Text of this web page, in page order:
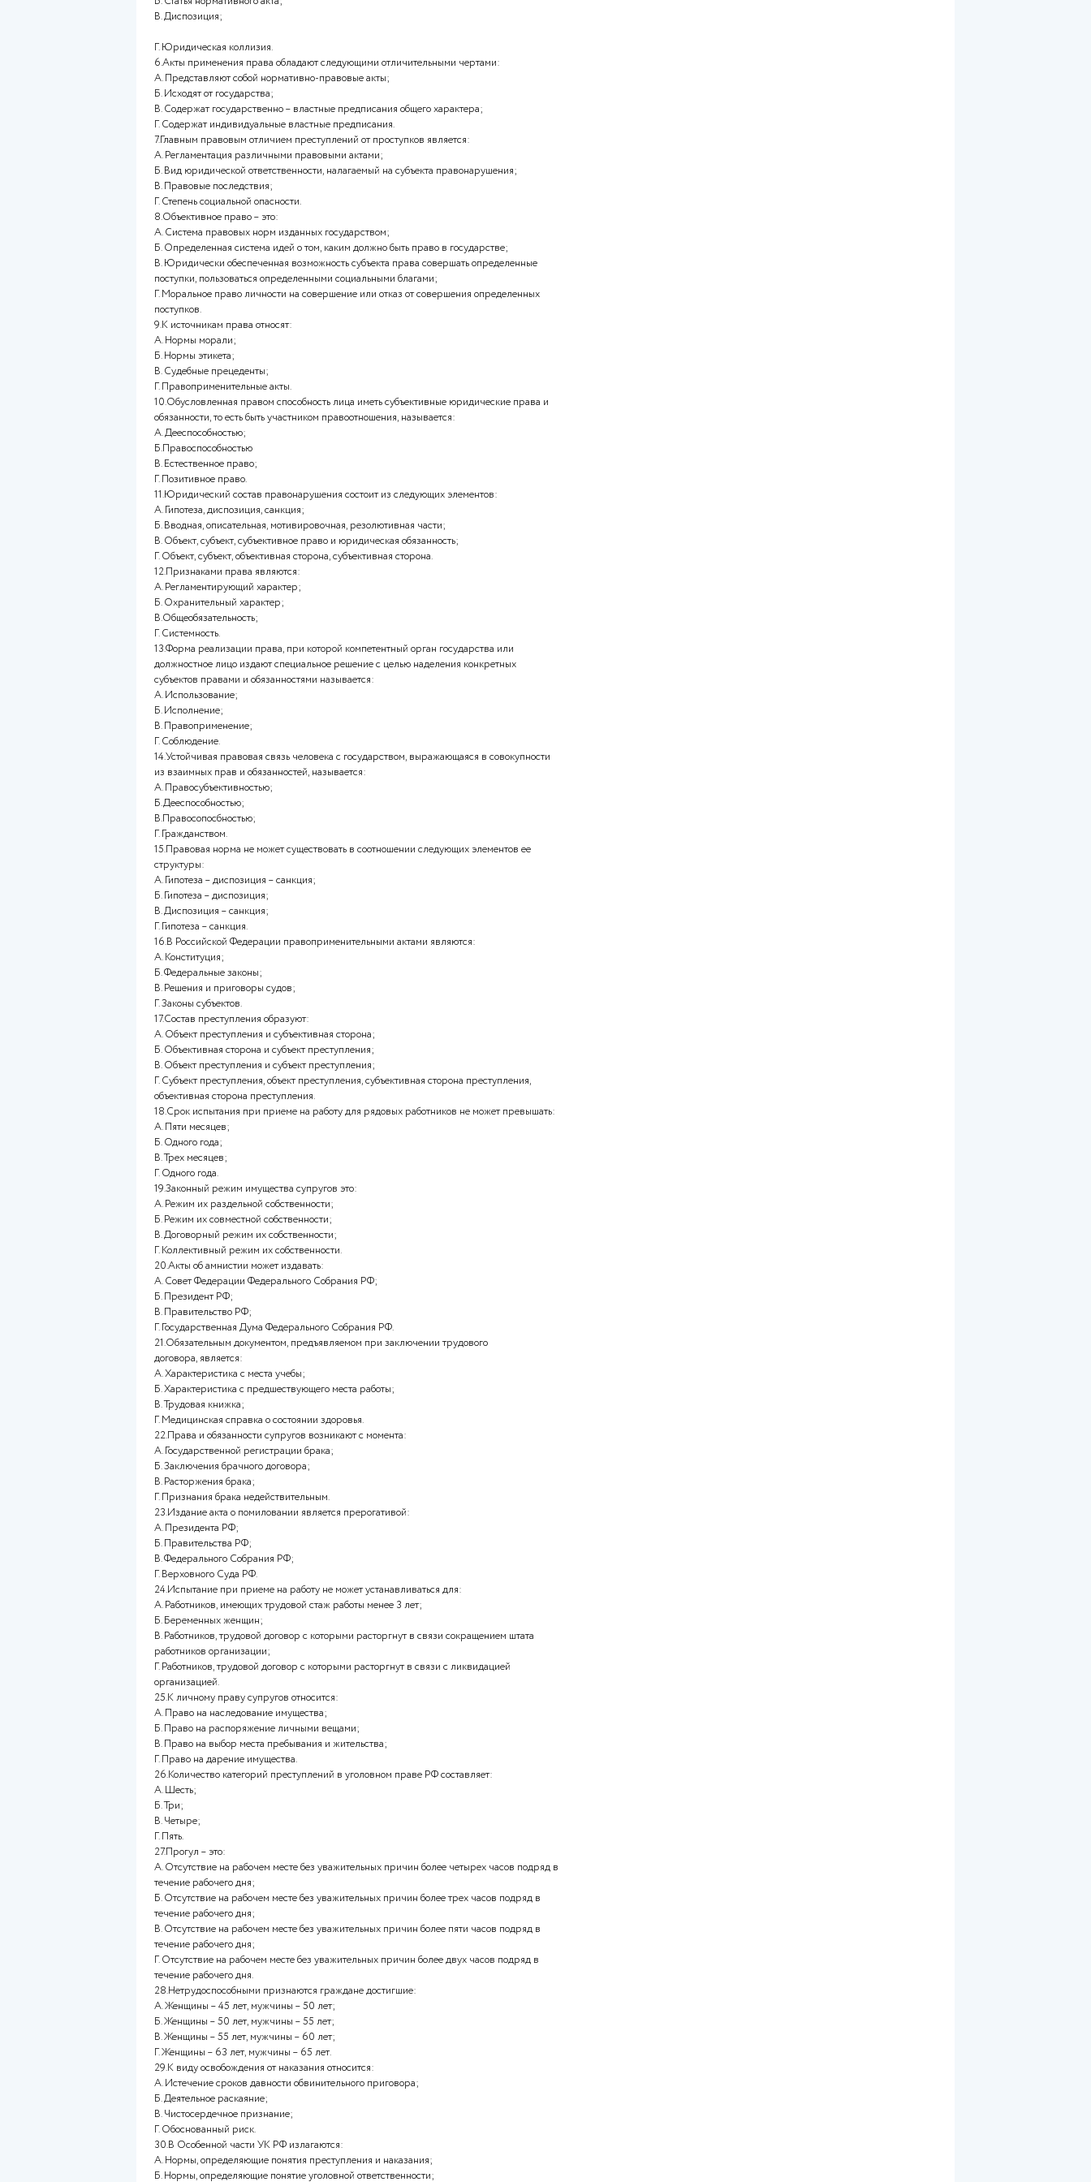
В. Юридической ответственностью;
4.В Российской Федерации не являются источниками права:
А. Правовые обычаи;
Б. Судебные прецеденты;
В. Нормативно – правовые акты;
Г. Нормативно – правовые договоры.
5.Из указанных юридических понятий к элементам нормы права относятся:
А. Юридический факт;
Б. Статья нормативного акта;
В. Диспозиция;
Г. Юридическая коллизия.
6.Акты применения права обладают следующими отличительными чертами:
А. Представляют собой нормативно-правовые акты;
Б. Исходят от государства;
В. Содержат государственно – властные предписания общего характера;
Г. Содержат индивидуальные властные предписания.
7.Главным правовым отличием преступлений от проступков является:
А. Регламентация различными правовыми актами;
Б. Вид юридической ответственности, налагаемый на субъекта правонарушения;
В. Правовые последствия;
Г. Степень социальной опасности.
8.Объективное право – это:
А. Система правовых норм изданных государством;
Б. Определенная система идей о том, каким должно быть право в государстве;
В. Юридически обеспеченная возможность субъекта права совершать определенные
поступки, пользоваться определенными социальными благами;
Г. Моральное право личности на совершение или отказ от совершения определенных
поступков.
9.К источникам права относят:
А. Нормы морали;
Б. Нормы этикета;
В. Судебные прецеденты;
Г. Правоприменительные акты.
10.Обусловленная правом способность лица иметь субъективные юридические права и
обязанности, то есть быть участником правоотношения, называется:
А. Дееспособностью;
Б.Правоспособностью
В. Естественное право;
Г. Позитивное право.
11.Юридический состав правонарушения состоит из следующих элементов:
А. Гипотеза, диспозиция, санкция;
Б. Вводная, описательная, мотивировочная, резолютивная части;
В. Объект, субъект, субъективное право и юридическая обязанность;
Г. Объект, субъект, объективная сторона, субъективная сторона.
12.Признаками права являются:
А. Регламентирующий характер;
Б. Охранительный характер;
В.Общеобязательность;
Г. Системность.
13.Форма реализации права, при которой компетентный орган государства или
должностное лицо издают специальное решение с целью наделения конкретных
субъектов правами и обязанностями называется:
А. Использование;
Б. Исполнение;
В. Правоприменение;
Г. Соблюдение.
14.Устойчивая правовая связь человека с государством, выражающаяся в совокупности
из взаимных прав и обязанностей, называется:
А. Правосубъективностью;
Б.Дееспособностью;
В.Правосопосбностью;
Г. Гражданством.
15.Правовая норма не может существовать в соотношении следующих элементов ее
структуры:
А. Гипотеза – диспозиция – санкция;
Б. Гипотеза – диспозиция;
В. Диспозиция – санкция;
Г. Гипотеза – санкция.
16.В Российской Федерации правоприменительными актами являются:
А. Конституция;
Б. Федеральные законы;
В. Решения и приговоры судов;
Г. Законы субъектов.
17.Состав преступления образуют:
А. Объект преступления и субъективная сторона;
Б. Объективная сторона и субъект преступления;
В. Объект преступления и субъект преступления;
Г. Субъект преступления, объект преступления, субъективная сторона преступления,
объективная сторона преступления.
18.Срок испытания при приеме на работу для рядовых работников не может превышать:
А. Пяти месяцев;
Б. Одного года;
В. Трех месяцев;
Г. Одного года.
19.Законный режим имущества супругов это:
А. Режим их раздельной собственности;
Б. Режим их совместной собственности;
В. Договорный режим их собственности;
Г. Коллективный режим их собственности.
20.Акты об амнистии может издавать:
А. Совет Федерации Федерального Собрания РФ;
В. Правительство РФ;
21.Обязательным документом, предъявляемом при заключении трудового
договора, является:
А. Характеристика с места учебы;
Б. Характеристика с предшествующего места работы;
В. Трудовая книжка;
Г. Медицинская справка о состоянии здоровья.
22.Права и обязанности супругов возникают с момента:
А. Государственной регистрации брака;
Б. Заключения брачного договора;
В. Расторжения брака;
Г. Признания брака недействительным.
23.Издание акта о помиловании является прерогативой:
А. Президента РФ;
Б. Правительства РФ;
В. Федерального Собрания РФ;
Г. Верховного Суда РФ.
24.Испытание при приеме на работу не может устанавливаться для: